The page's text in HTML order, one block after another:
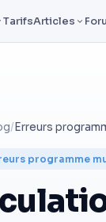
TarifsArticles
/
programme